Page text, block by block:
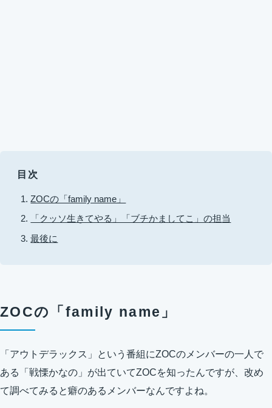
目次
ZOCの「family name」
「クッソ生きてやる」「ブチかましてこ」の担当
最後に
ZOCの「family name」
「アウトデラックス」という番組にZOCのメンバーの一人で
ある「戦慄かなの」が出ていてZOCを知ったんですが、改め
て調べてみると癖のあるメンバーなんですよね。